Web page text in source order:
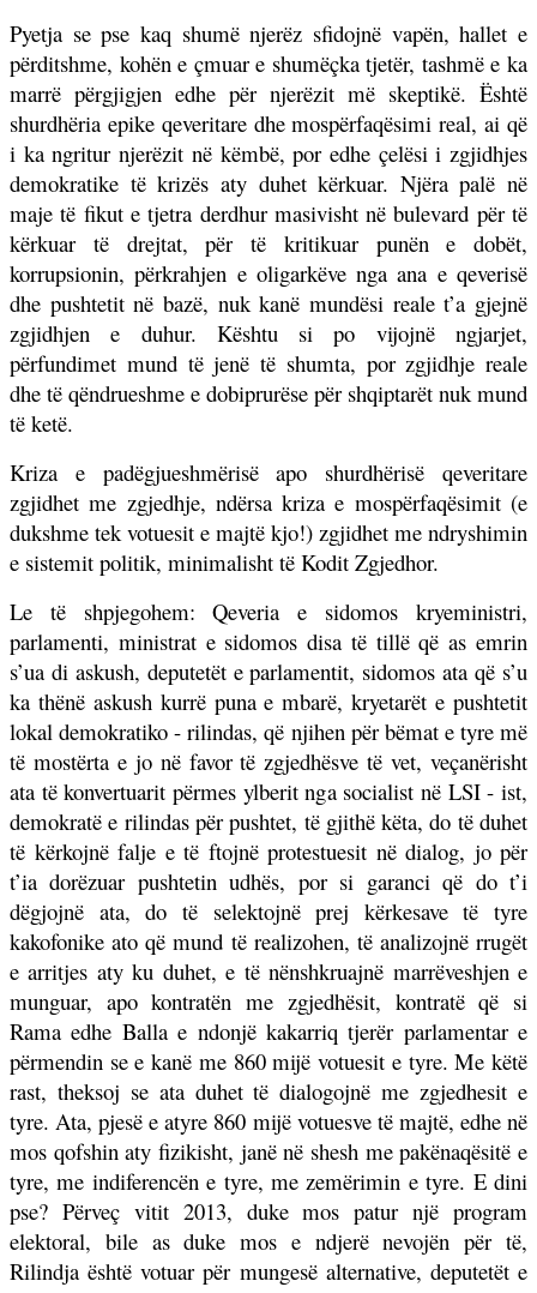
Pyetja se pse kaq shumë njerëz sfidojnë vapën, hallet e
përditshme, kohën e çmuar e shumëçka tjetër, tashmë e ka
marrë përgjigjen edhe për njerëzit më skeptikë. Është
shurdhëria epike qeveritare dhe mospërfaqësimi real, ai që
i ka ngritur njerëzit në këmbë, por edhe çelësi i zgjidhjes
demokratike të krizës aty duhet kërkuar. Njëra palë në
maje të fikut e tjetra derdhur masivisht në bulevard për të
kërkuar të drejtat, për të kritikuar punën e dobët,
korrupsionin, përkrahjen e oligarkëve nga ana e qeverisë
dhe pushtetit në bazë, nuk kanë mundësi reale t’a gjejnë
zgjidhjen e duhur. Kështu si po vijojnë ngjarjet,
përfundimet mund të jenë të shumta, por zgjidhje reale
dhe të qëndrueshme e dobiprurëse për shqiptarët nuk mund
të ketë.
Kriza e padëgjueshmërisë apo shurdhërisë qeveritare
zgjidhet me zgjedhje, ndërsa kriza e mospërfaqësimit (e
dukshme tek votuesit e majtë kjo!) zgjidhet me ndryshimin
e sistemit politik, minimalisht të Kodit Zgjedhor.
Le të shpjegohem: Qeveria e sidomos kryeministri,
parlamenti, ministrat e sidomos disa të tillë që as emrin
s’ua di askush, deputetët e parlamentit, sidomos ata që s’u
ka thënë askush kurrë puna e mbarë, kryetarët e pushtetit
lokal demokratiko - rilindas, që njihen për bëmat e tyre më
të mostërta e jo në favor të zgjedhësve të vet, veçanërisht
ata të konvertuarit përmes ylberit nga socialist në LSI - ist,
demokratë e rilindas për pushtet, të gjithë këta, do të duhet
të kërkojnë falje e të ftojnë protestuesit në dialog, jo për
t’ia dorëzuar pushtetin udhës, por si garanci që do t’i
dëgjojnë ata, do të selektojnë prej kërkesave të tyre
kakofonike ato që mund të realizohen, të analizojnë rrugët
e arritjes aty ku duhet, e të nënshkruajnë marrëveshjen e
munguar, apo kontratën me zgjedhësit, kontratë që si
Rama edhe Balla e ndonjë kakarriq tjerër parlamentar e
përmendin se e kanë me 860 mijë votuesit e tyre. Me këtë
rast, theksoj se ata duhet të dialogojnë me zgjedhesit e
tyre. Ata, pjesë e atyre 860 mijë votuesve të majtë, edhe në
mos qofshin aty fizikisht, janë në shesh me pakënaqësitë e
tyre, me indiferencën e tyre, me zemërimin e tyre. E dini
pse? Përveç vitit 2013, duke mos patur një program
elektoral, bile as duke mos e ndjerë nevojën për të,
Rilindja është votuar për mungesë alternative, deputetët e